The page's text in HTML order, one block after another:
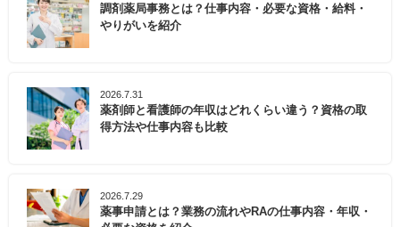
調剤薬局事務とは？仕事内容・必要な資格・給料・
やりがいを紹介
2026.7.31
薬剤師と看護師の年収はどれくらい違う？資格の取
得方法や仕事内容も比較
2026.7.29
薬事申請とは？業務の流れやRAの仕事内容・年収・